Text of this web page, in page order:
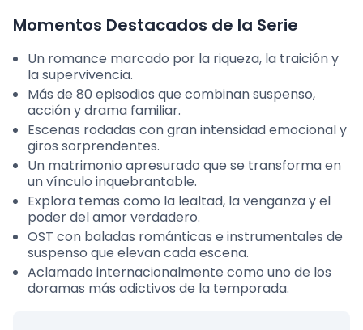
Momentos Destacados de la Serie
Un romance marcado por la riqueza, la traición y
la supervivencia.
Más de 80 episodios que combinan suspenso,
acción y drama familiar.
Escenas rodadas con gran intensidad emocional y
giros sorprendentes.
Un matrimonio apresurado que se transforma en
un vínculo inquebrantable.
Explora temas como la lealtad, la venganza y el
poder del amor verdadero.
OST con baladas románticas e instrumentales de
suspenso que elevan cada escena.
Aclamado internacionalmente como uno de los
doramas más adictivos de la temporada.